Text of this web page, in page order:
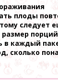
плоды
следует
размер
в каждый
сколько